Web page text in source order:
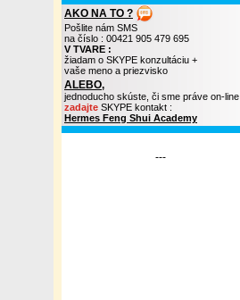
AKO NA TO ?
Pošlite nám SMS
na číslo : 00421 905 479 695
V TVARE :
žiadam o SKYPE konzultáciu +
vaše meno a priezvisko
ALEBO,
jednoducho skúste, či sme práve on-line
zadajte SKYPE kontakt :
Hermes Feng Shui Academy
---